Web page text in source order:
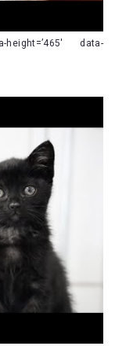
data-